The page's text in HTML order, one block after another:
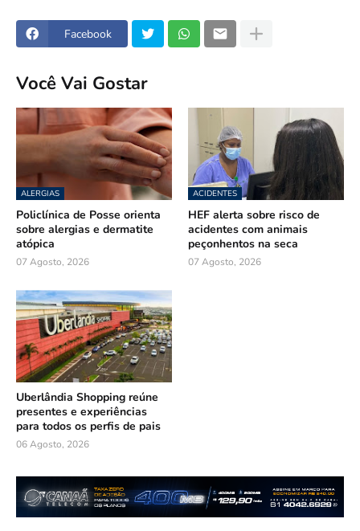
Facebook
Você Vai Gostar
ALERGIAS
Policlínica de Posse orienta
sobre alergias e dermatite
atópica
07 Agosto, 2026
ACIDENTES
HEF alerta sobre risco de
acidentes com animais
peçonhentos na seca
07 Agosto, 2026
Uberlândia Shopping reúne
presentes e experiências
para todos os perfis de pais
06 Agosto, 2026